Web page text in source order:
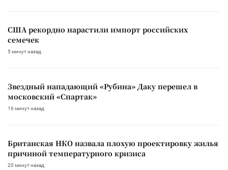
США рекордно нарастили импорт российских
семечек
5 минут назад
Звездный нападающий «Рубина» Даку перешел в
московский «Спартак»
16 минут назад
Британская НКО назвала плохую проектировку жилья
причиной температурного кризиса
20 минут назад